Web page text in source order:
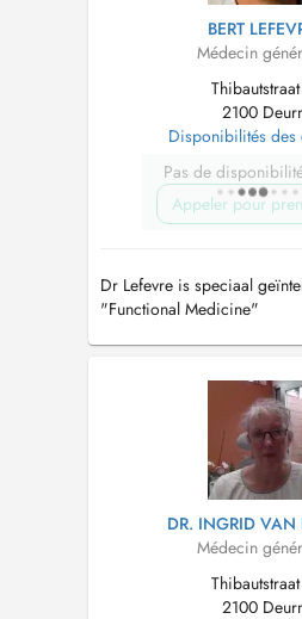
BERT
Médecin
2100
Disponibilités des
Pas de
Appeler pour
Dr Lefevre is speciaal
"Functional Medicine"
DR. INGRID VAN
Médecin
2100